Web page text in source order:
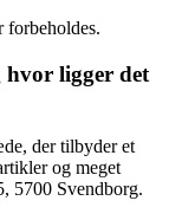
forbeholdes.
hvor ligger det
der tilbyder et
og meget
5700 Svendborg.